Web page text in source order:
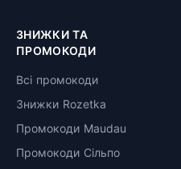
ЗНИЖКИ ТА
ПРОМОКОДИ
Всі промокоди
Знижки Rozetka
Промокоди Maudau
Промокоди Сільпо